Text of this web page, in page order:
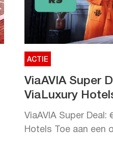
ACTIE
ViaAVIA Super
ViaLuxury
ViaAVIA Super Deal:
Hotels Toe aan een